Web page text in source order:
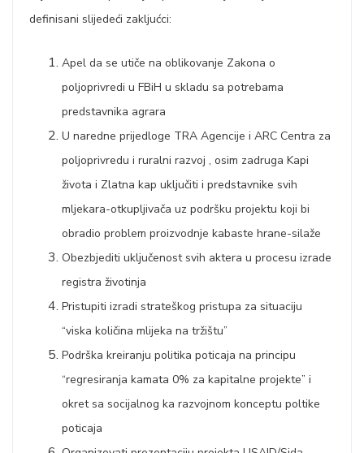
definisani slijedeći zakljućci:
Apel da se utiče na oblikovanje Zakona o
poljoprivredi u FBiH u skladu sa potrebama
predstavnika agrara
U naredne prijedloge TRA Agencije i ARC Centra za
poljoprivredu i ruralni razvoj , osim zadruga Kapi
života i Zlatna kap uključiti i predstavnike svih
mljekara-otkupljivača uz podršku projektu koji bi
obradio problem proizvodnje kabaste hrane-silaže
Obezbjediti uključenost svih aktera u procesu izrade
registra životinja
Pristupiti izradi strateškog pristupa za situaciju
“viska količina mlijeka na tržištu”
Podrška kreiranju politika poticaja na principu
“regresiranja kamata 0% za kapitalne projekte” i
okret sa socijalnog ka razvojnom konceptu poltike
poticaja